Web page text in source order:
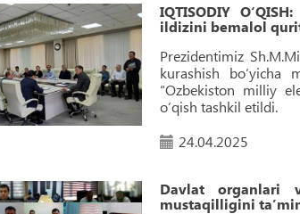
IQTISODIY
ildizini bemalol
Prezidentimiz
kurashish bo‘yicha
“Ozbekiston milliy
o‘qish tashkil etildi.
24.04.2025
Davlat organlari
mustaqilligini